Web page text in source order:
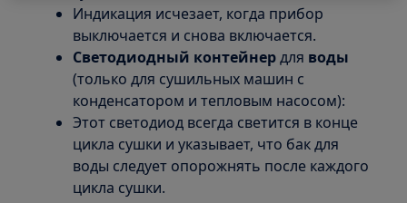
Индикация исчезает, когда прибор
выключается и снова включается.
Светодиодный контейнердля воды
(только для сушильных машин с
конденсатором и тепловым насосом):
Этот светодиод всегда светится в конце
цикла сушки и указывает, что бак для
воды следует опорожнять после каждого
цикла сушки.